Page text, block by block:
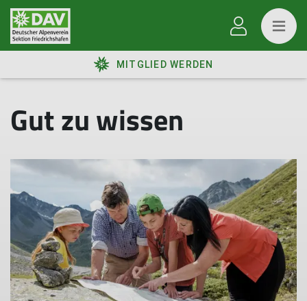
MITGLIED WERDEN
Gut zu wissen